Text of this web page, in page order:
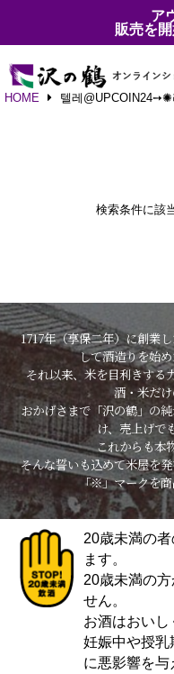
ア
販売を開
HOME 텔레@UPCOIN24➙✺
検索条件に該
1717年（享保二年）に創業
して酒造りを始
それ以来、米を目利きする
酒・米だ
おかげさまで「沢の鶴」の
け、売上げで
これからも本
そんな誓いも込めて米屋を
「※」マークを商
20歳未満の
ます。
20歳未満の
せん。
お酒はおいし
妊娠中や授乳
に悪影響を与